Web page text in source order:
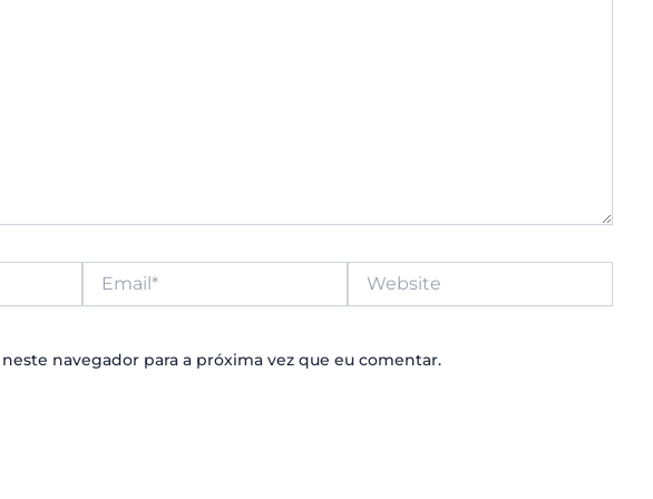
Website
navegador para a próxima vez que eu comentar.